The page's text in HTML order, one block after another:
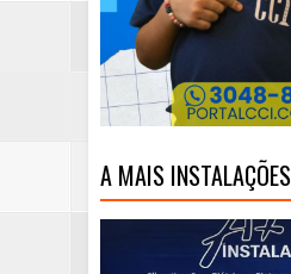
A MAIS INSTALAÇÕES